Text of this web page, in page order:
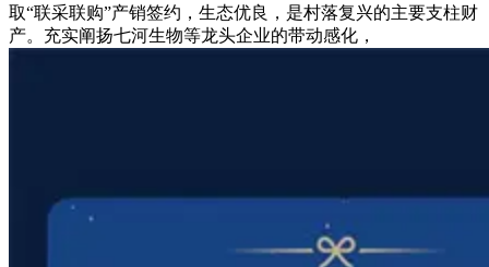
取“联采联购”产销签约，生态优良，是村落复兴的主要支柱财
产。充实阐扬七河生物等龙头企业的带动感化，